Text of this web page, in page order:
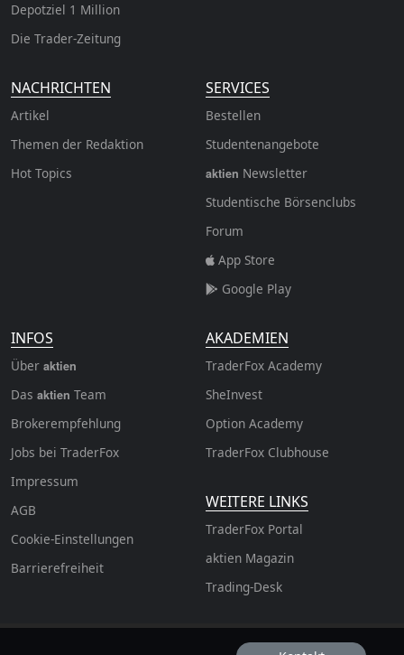
Depotziel 1 Million
Die Trader-Zeitung
NACHRICHTEN
Artikel
Themen der Redaktion
Hot Topics
SERVICES
Bestellen
Studentenangebote
aktien Newsletter
Studentische Börsenclubs
Forum
App Store
Google Play
INFOS
Über aktien
Das aktien Team
Brokerempfehlung
Jobs bei TraderFox
Impressum
AGB
Cookie-Einstellungen
Barrierefreiheit
AKADEMIEN
TraderFox Academy
SheInvest
Option Academy
TraderFox Clubhouse
WEITERE LINKS
TraderFox Portal
aktien Magazin
Trading-Desk